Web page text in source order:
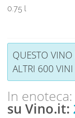
0.75 l
QUESTO
ALTRI 600 VINI
In enoteca:
su Vino.it: